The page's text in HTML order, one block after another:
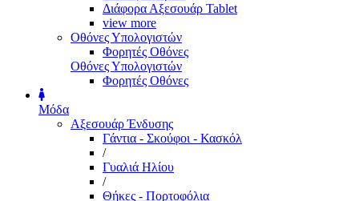
Διάφορα Αξεσουάρ Tablet
view more
Οθόνες Υπολογιστών
Φορητές Οθόνες
Οθόνες Υπολογιστών
Φορητές Οθόνες
Μόδα
Αξεσουάρ Ένδυσης
Γάντια - Σκούφοι - Κασκόλ
/
Γυαλιά Ηλίου
/
Θήκες - Πορτοφόλια